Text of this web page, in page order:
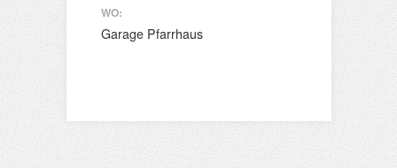
WO:
Garage Pfarrhaus